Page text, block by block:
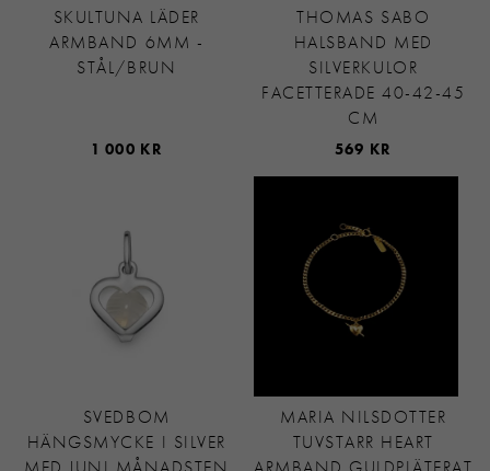
SKULTUNA LÄDER
ARMBAND 6MM -
STÅL/BRUN
1 000 KR
THOMAS SABO
HALSBAND MED
SILVERKULOR
FACETTERADE 40-42-45
CM
569 KR
SVEDBOM
HÄNGSMYCKE I SILVER
MARIA NILSDOTTER
TUVSTARR HEART